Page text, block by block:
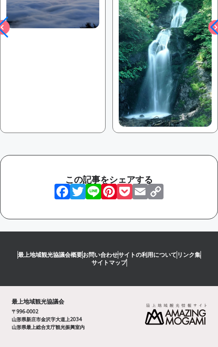
この記事をシェアする
Facebook
Twitter
LinePinterest
Pocket
Email
最上地域観光協議会概要お問い合わせサイトの利用について リンク集
サイトマップ
最上地域観光協議会
〒996-0002
山形県新庄市金沢字大道上2034
山形県最上総合支庁観光振興室内